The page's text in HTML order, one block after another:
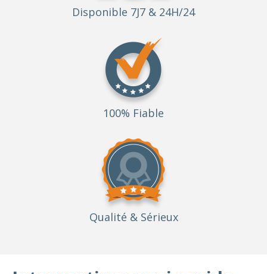
Disponible 7J7 & 24H/24
100% Fiable
Qualité & Sérieux